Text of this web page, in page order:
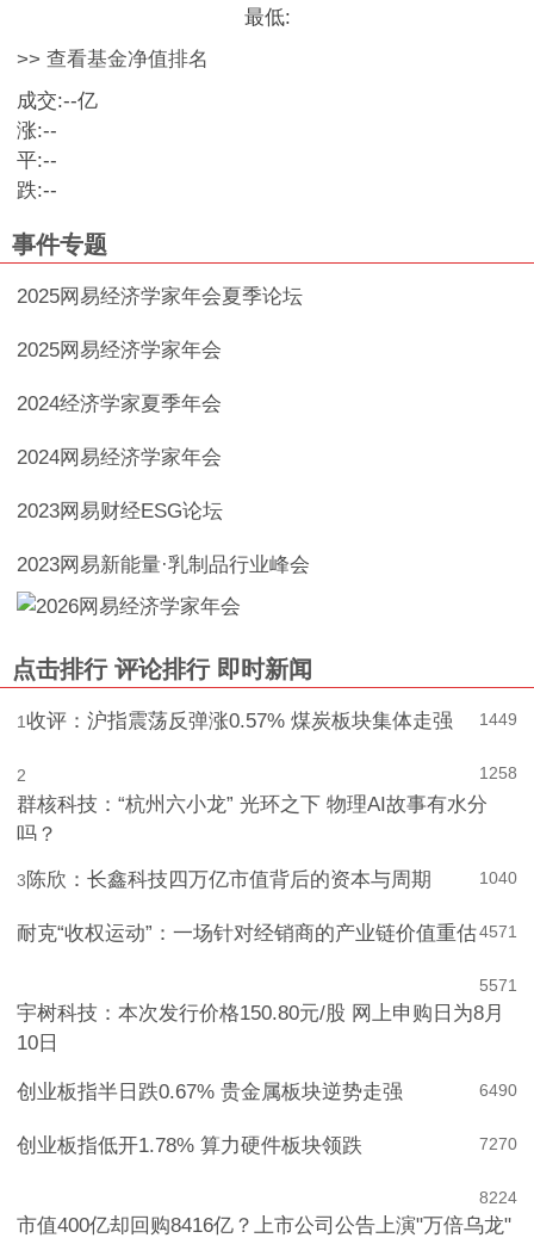
最低:
>> 查看基金净值排名
成交:--亿
涨:--
平:--
跌:--
事件专题
2025网易经济学家年会夏季论坛
2025网易经济学家年会
2024经济学家夏季年会
2024网易经济学家年会
2023网易财经ESG论坛
2023网易新能量·乳制品行业峰会
点击排行 评论排行 即时新闻
1449
1收评：沪指震荡反弹涨0.57% 煤炭板块集体走强
1258
2
群核科技：“杭州六小龙” 光环之下 物理AI故事有水分
吗？
1040
3 陈欣：长鑫科技四万亿市值背后的资本与周期
571
4
耐克“收权运动”：一场针对经销商的产业链价值重估
571
5
宇树科技：本次发行价格150.80元/股 网上申购日为8月
10日
490
6
创业板指半日跌0.67% 贵金属板块逆势走强
270
7
创业板指低开1.78% 算力硬件板块领跌
224
8
市值400亿却回购8416亿？上市公司公告上演"万倍乌龙"